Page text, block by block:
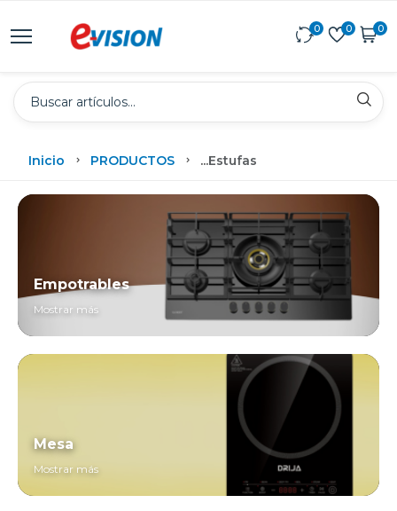
0 0 0
Inicio PRODUCTOS ...Estufas
Empotrables
Mostrar más
Mesa
Mostrar más